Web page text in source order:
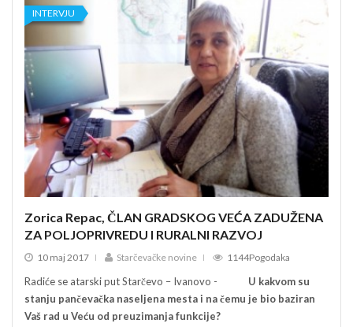
INTERVJU
Zorica Repac, ČLAN GRADSKOG VEĆA ZADUŽENA
ZA POLJOPRIVREDU I RURALNI RAZVOJ
10 maj 2017 Starčevačke novine 1144Pogodaka
Radiće se atarski put Starčevo – Ivanovo -
U kakvom su
stanju pančevačka naseljena mesta i na čemu je bio baziran
Vaš rad u Veću od preuzimanja funkcije?